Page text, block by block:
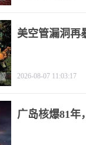
美空管漏洞再
2026-08-07 11:03:17
广岛核爆81年